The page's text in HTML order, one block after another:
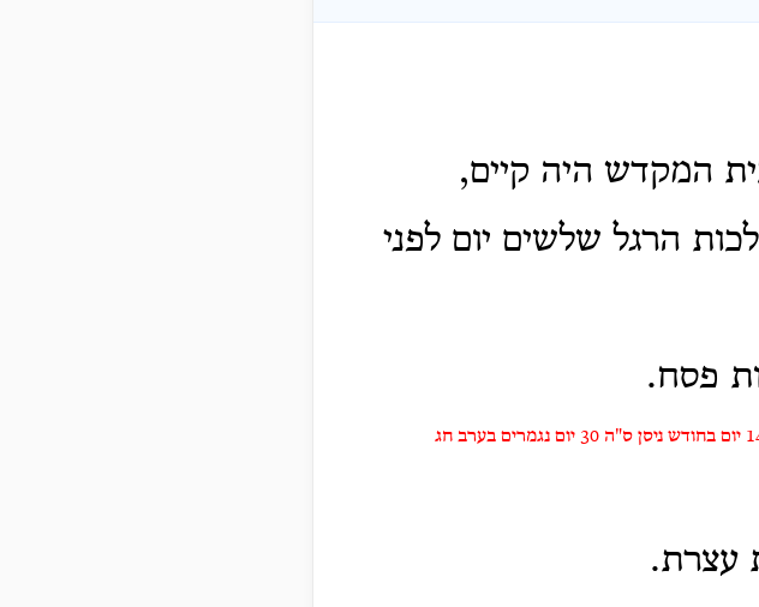
המקדש היה קיים,
הרגל שלשים יום לפני
פסח.
[אדר של 29 יום כשמתחילים לדרוש בפורים יש 16 יום בחודש אדר, ו14 יום בחודש ניסן ס"ה 30 יום נגמרים בערב חג
עצרת.